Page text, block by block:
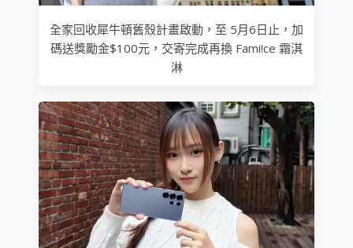
全家回收犀牛頓舊殼計畫啟動，至 5月6日止，加
碼送獎勵金$100元，交寄完成再換 Fami!ce 霜淇
淋